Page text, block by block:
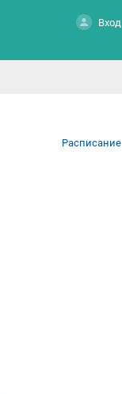
Вход
Расписание